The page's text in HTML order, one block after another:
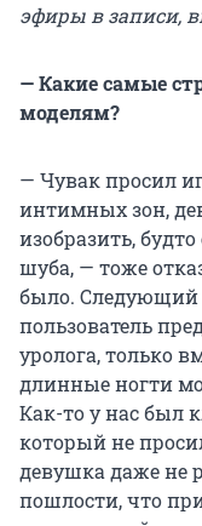
эфиры в записи,
— Какие самые
моделям?
— Чувак просил
интимных зон,
изобразить,
шуба, — тоже
было. Следующий
пользователь
уролога, только
длинные ногти
Как-то у нас был
который не
девушка даже не
пошлости, что